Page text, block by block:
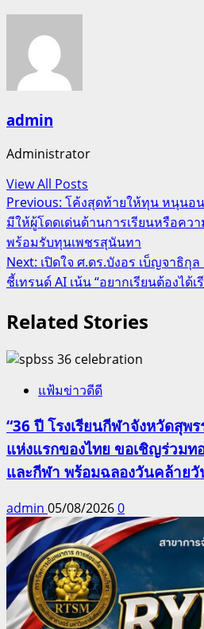
admin
Administrator
View All Posts
Post
navigation
Previous: โค้งสุดท้ายให้ทุน หนุนอ
มีให้ผู้โดดเด่นด้านการเรียนหรือคว
พร้อมรับทุนเพชรสุนันทา
Next: เปิดใจ ศ.ดร.บังอร เบ็ญจาธิกุ
ชี้เทรนด์ AI เน้น “อยากเรียนต้องได้เ
Related Stories
แฟ้มข่าวดีดี
“36 ปี โรงเรียนกีฬาจังหวัดสุพ
แห่งแรกของไทย ขอเชิญร่วมท
และกีฬา พร้อมฉลองวันคล้าย
admin 05/08/20260